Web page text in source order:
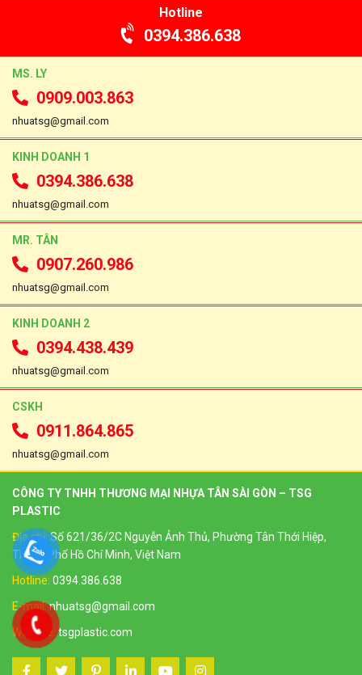
Hotline
0394.386.638
MS. LY
0909.003.863
nhuatsg@gmail.com
KINH DOANH 1
0394.386.638
nhuatsg@gmail.com
MR. TÂN
0907.260.986
nhuatsg@gmail.com
KINH DOANH 2
0394.438.439
nhuatsg@gmail.com
CSKH
0911.864.865
nhuatsg@gmail.com
CÔNG TY TNHH THƯƠNG MẠI NHỰA TÂN SÀI GÒN – TSG
PLASTIC
Địa chỉ:Số 621/36/2C Nguyễn Ảnh Thủ, Phường Tân Thới Hiệp,
Thành Phố Hồ Chí Minh, Việt Nam
Hotline: 0394.386.638
E-mail:nhuatsg@gmail.com
Website: tsgplastic.com